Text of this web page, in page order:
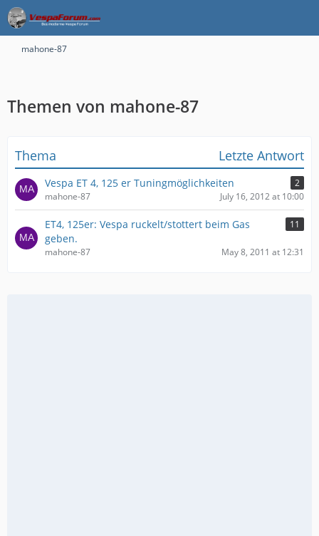
mahone-87
Themen von mahone-87
Thema Letzte Antwort
Vespa ET 4, 125 er Tuningmöglichkeiten
2
mahone-87
July 16, 2012 at 10:00
ET4, 125er: Vespa ruckelt/stottert beim Gas
geben.
11
mahone-87 May 8, 2011 at 12:31